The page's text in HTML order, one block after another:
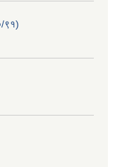
९१)